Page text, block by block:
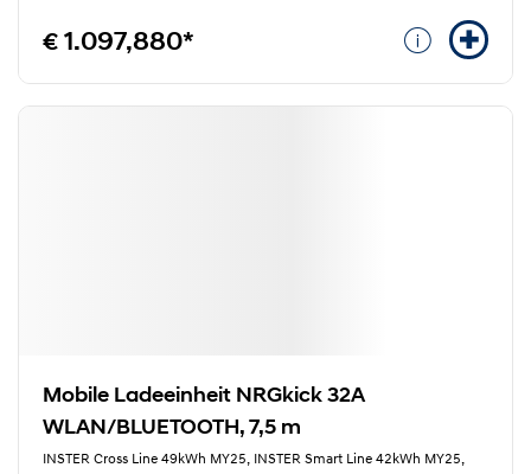
€ 1.097,880*
Mobile Ladeeinheit NRGkick 32A
WLAN/BLUETOOTH, 7,5 m
INSTER Cross Line 49kWh MY25, INSTER Smart Line 42kWh MY25,